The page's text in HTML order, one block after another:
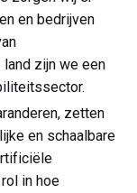
en bedrijven
zijn we een
zetten
en schaalbare
in hoe